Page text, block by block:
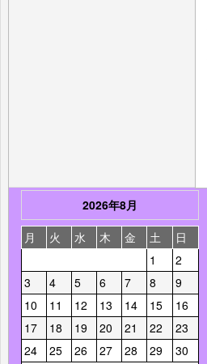
2026年8月
月
火 水 木 金 土
日
1
2
3
4 5 6 7 8
9
10
11 12 13 14 15
16
17
18 19 20 21 22
23
24
25 26 27 28 29
30